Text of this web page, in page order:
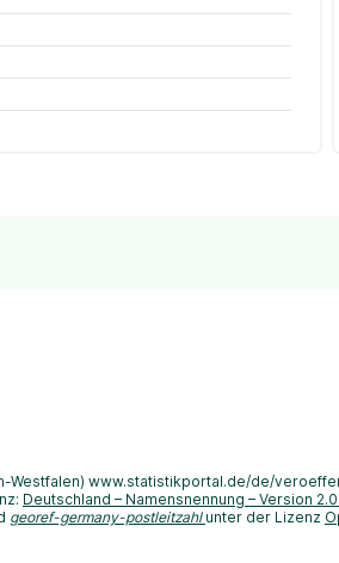
Westfalen) www.statistikportal.de/de/
Deutschland – Namensnennung – Version 2.0
georef-germany-postleitzahl unter der Lizenz